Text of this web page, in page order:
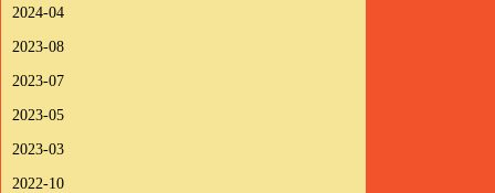
2024-04
2023-08
2023-07
2023-05
2023-03
2022-10